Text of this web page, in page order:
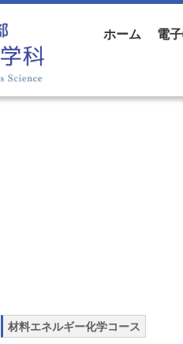
ホーム 電
材料エネルギー化学コース